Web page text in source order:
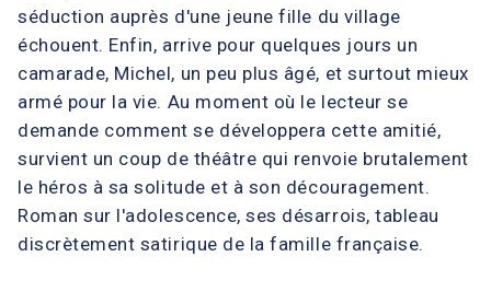
séduction auprès d'une jeune fille du village
échouent. Enfin, arrive pour quelques jours un
camarade, Michel, un peu plus âgé, et surtout mieux
armé pour la vie. Au moment où le lecteur se
demande comment se développera cette amitié,
survient un coup de théâtre qui renvoie brutalement
le héros à sa solitude et à son découragement.
Roman sur l'adolescence, ses désarrois, tableau
discrètement satirique de la famille française.